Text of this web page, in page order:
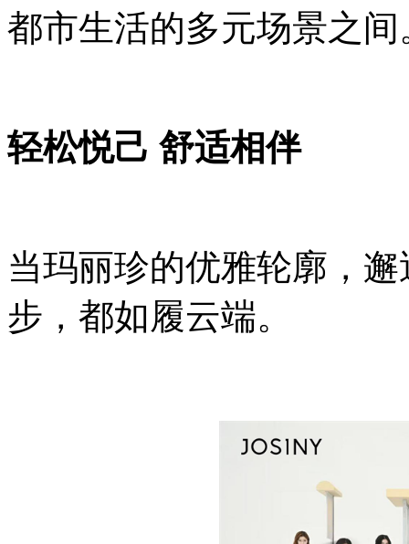
都市生活的多元场景之间
轻松悦己 舒适相伴
当玛丽珍的优雅轮廓，
步，都如履云端。